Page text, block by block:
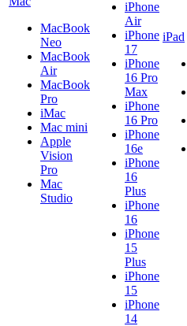
MacBook
Neo
MacBook
Air
MacBook
Pro
iMac
Mac mini
Apple
Vision
Pro
Mac
Studio
iPhone
Air
iPhone
17
iPhone
16 Pro
Max
iPhone
16 Pro
iPhone
16e
iPhone
16
Plus
iPhone
16
iPhone
15
Plus
iPhone
15
iPhone
14
iPad